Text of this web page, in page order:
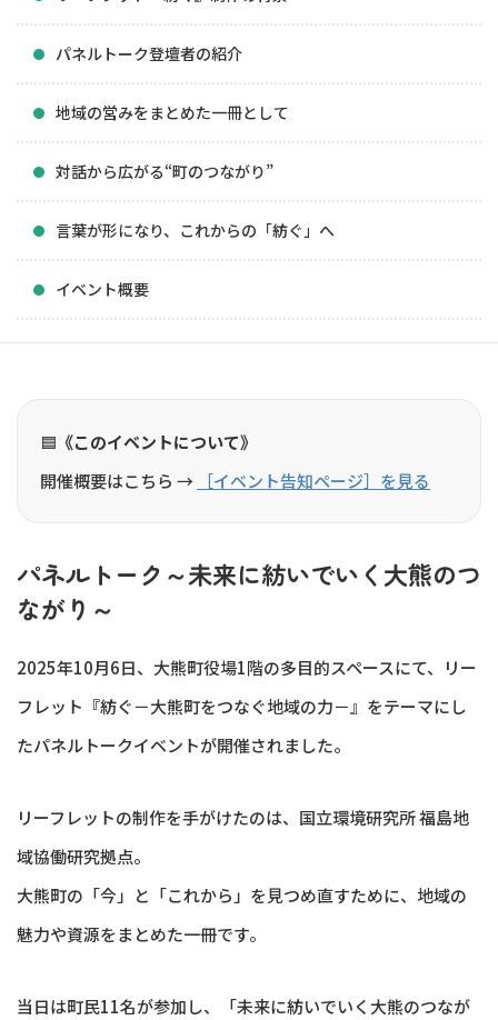
パネルトーク登壇者の紹介
地域の営みをまとめた一冊として
対話から広がる“町のつながり”
言葉が形になり、これからの「紡ぐ」へ
イベント概要
🟦 《このイベントについて》
開催概要はこちら →
［イベント告知ページ］を見る
パネルトーク～未来に紡いでいく大熊のつ
ながり～
2025年10月6日、大熊町役場1階の多目的スペースにて、リー
フレット『紡ぐ－大熊町をつなぐ地域の力－』をテーマにし
たパネルトークイベントが開催されました。
リーフレットの制作を手がけたのは、国立環境研究所 福島地
域協働研究拠点。
大熊町の「今」と「これから」を見つめ直すために、地域の
魅力や資源をまとめた一冊です。
当日は町民11名が参加し、「未来に紡いでいく大熊のつなが